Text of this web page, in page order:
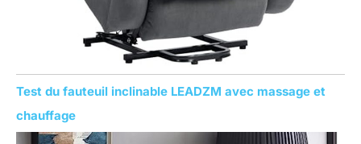
Test du fauteuil inclinable LEADZM avec massage et
chauffage